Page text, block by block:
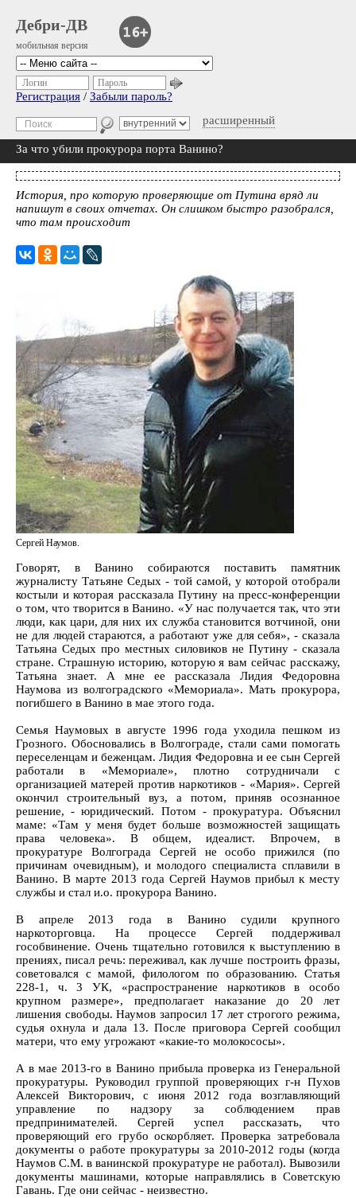
Дебри-ДВ
мобильная версия
расширенный
Логин Пароль
Регистрация / Забыли пароль?
За что убили прокурора порта Ванино?
История, про которую проверяющие от Путина вряд ли
напишут в своих отчетах. Он слишком быстро разобрался,
что там происходит
Сергей Наумов.
Говорят, в Ванино собираются поставить памятник
журналисту Татьяне Седых - той самой, у которой отобрали
костыли и которая рассказала Путину на пресс-конференции
о том, что творится в Ванино. «У нас получается так, что эти
люди, как цари, для них их служба становится вотчиной, они
не для людей стараются, а работают уже для себя», - сказала
Татьяна Седых про местных силовиков не Путину - сказала
стране. Страшную историю, которую я вам сейчас расскажу,
Татьяна знает. А мне ее рассказала Лидия Федоровна
Наумова из волгоградского «Мемориала». Мать прокурора,
погибшего в Ванино в мае этого года.
Семья Наумовых в августе 1996 года уходила пешком из
Грозного. Обосновались в Волгограде, стали сами помогать
переселенцам и беженцам. Лидия Федоровна и ее сын Сергей
работали в «Мемориале», плотно сотрудничали с
организацией матерей против наркотиков - «Мария». Сергей
окончил строительный вуз, а потом, приняв осознанное
решение, - юридический. Потом - прокуратура. Объяснил
маме: «Там у меня будет больше возможностей защищать
права человека». В общем, идеалист. Впрочем, в
прокуратуре Волгограда Сергей не особо прижился (по
причинам очевидным), и молодого специалиста сплавили в
Ванино. В марте 2013 года Сергей Наумов прибыл к месту
службы и стал и.о. прокурора Ванино.
В апреле 2013 года в Ванино судили крупного
наркоторговца. На процессе Сергей поддерживал
гособвинение. Очень тщательно готовился к выступлению в
прениях, писал речь: переживал, как лучше построить фразы,
советовался с мамой, филологом по образованию. Статья
228-1, ч. 3 УК, «распространение наркотиков в особо
крупном размере», предполагает наказание до 20 лет
лишения свободы. Наумов запросил 17 лет строгого режима,
судья охнула и дала 13. После приговора Сергей сообщил
матери, что ему угрожают «какие-то молокососы».
А в мае 2013-го в Ванино прибыла проверка из Генеральной
прокуратуры. Руководил группой проверяющих г-н Пухов
Алексей Викторович, с июня 2012 года возглавляющий
управление по надзору за соблюдением прав
предпринимателей. Сергей успел рассказать, что
проверяющий его грубо оскорбляет. Проверка затребовала
документы о работе прокуратуры за 2010-2012 годы (когда
Наумов С.М. в ванинской прокуратуре не работал). Вывозили
документы машинами, которые направлялись в Советскую
Гавань. Где они сейчас - неизвестно.